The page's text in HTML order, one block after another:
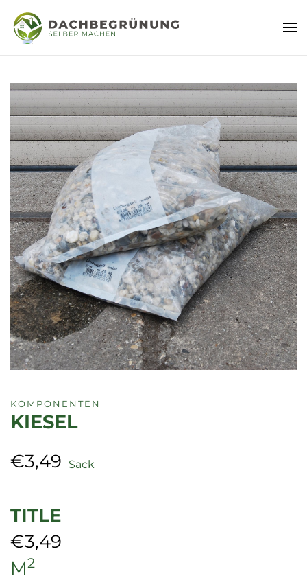
KOMPONENTEN
KIESEL
€3,49 Sack
TITLE
€3,49
M2